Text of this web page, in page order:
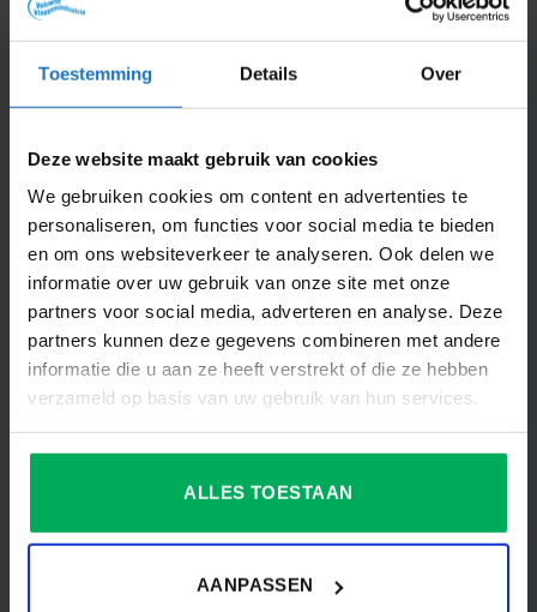
Toestemming Details Over
Deze website maakt gebruik van cookies
We gebruiken cookies om content en advertenties te
personaliseren, om functies voor social media te bieden
en om ons websiteverkeer te analyseren. Ook delen we
informatie over uw gebruik van onze site met onze
partners voor social media, adverteren en analyse. Deze
partners kunnen deze gegevens combineren met andere
informatie die u aan ze heeft verstrekt of die ze hebben
verzameld op basis van uw gebruik van hun services.
ALLES TOESTAAN
AANPASSEN
Productspecificaties
AANVULLENDE INFORMATIE
BEOORDELINGEN (1)
AFMETING 30 x 175 cm, 30 x 300 cm
1
DIEPTE VLAG IN CM 0.1
FEESTGELEGENHEID Themafeest